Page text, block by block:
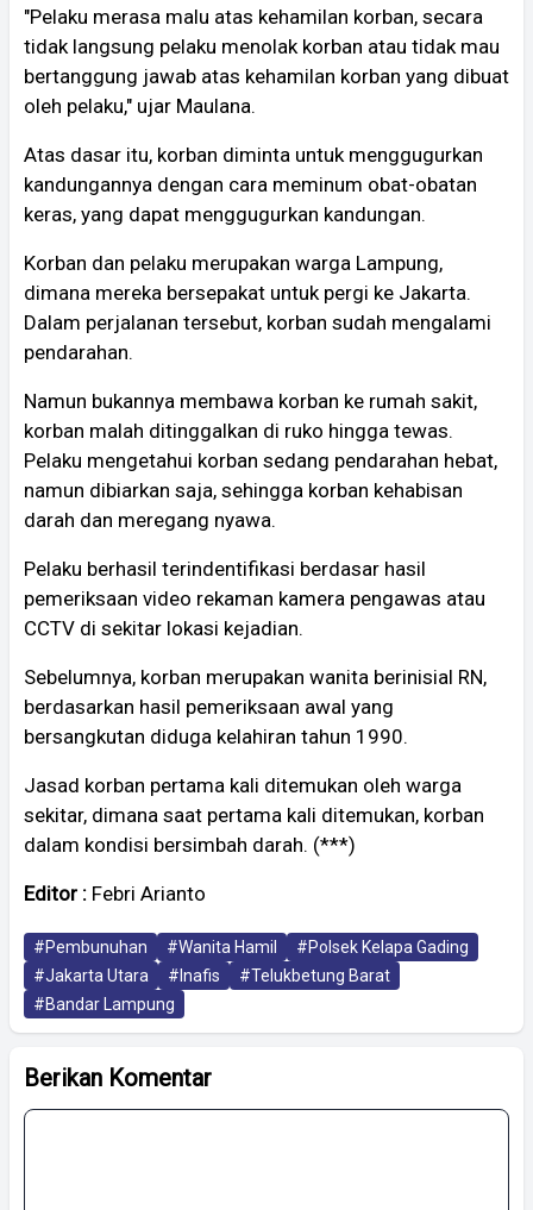
"Pelaku merasa malu atas kehamilan korban, secara
tidak langsung pelaku menolak korban atau tidak mau
bertanggung jawab atas kehamilan korban yang dibuat
oleh pelaku," ujar Maulana.
Atas dasar itu, korban diminta untuk menggugurkan
kandungannya dengan cara meminum obat-obatan
keras, yang dapat menggugurkan kandungan.
Korban dan pelaku merupakan warga Lampung,
dimana mereka bersepakat untuk pergi ke Jakarta.
Dalam perjalanan tersebut, korban sudah mengalami
pendarahan.
Namun bukannya membawa korban ke rumah sakit,
korban malah ditinggalkan di ruko hingga tewas.
Pelaku mengetahui korban sedang pendarahan hebat,
namun dibiarkan saja, sehingga korban kehabisan
darah dan meregang nyawa.
Pelaku berhasil terindentifikasi berdasar hasil
pemeriksaan video rekaman kamera pengawas atau
CCTV di sekitar lokasi kejadian.
Sebelumnya, korban merupakan wanita berinisial RN,
berdasarkan hasil pemeriksaan awal yang
bersangkutan diduga kelahiran tahun 1990.
Jasad korban pertama kali ditemukan oleh warga
sekitar, dimana saat pertama kali ditemukan, korban
dalam kondisi bersimbah darah. (***)
Editor : Febri Arianto
#Pembunuhan #Wanita Hamil
#Polsek Kelapa Gading
#Jakarta Utara
#Inafis
#Telukbetung Barat
#Bandar Lampung
Berikan Komentar